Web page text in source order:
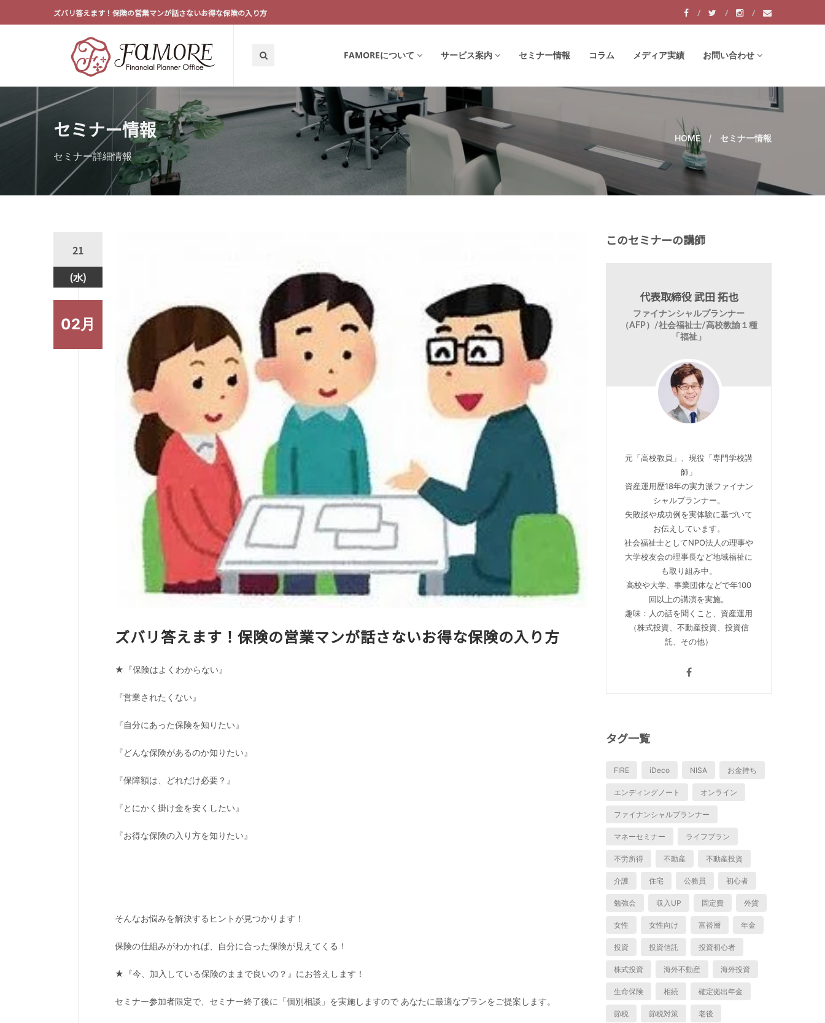
ズバリ答えます！保険の営業マンが話さないお得な保険の入り方
FAMOREについて サービス案内 セミナー情報 コラム メディア実績 お問い合わせ
セミナー情報
セミナー詳細情報
HOME セミナー情報
21
(水)
02月
ズバリ答えます！保険の営業マンが話さないお得な保険の入り方
★『保険はよくわからない』
『営業されたくない』
『自分にあった保険を知りたい』
『どんな保険があるのか知りたい』
『保障額は、どれだけ必要？』
『とにかく掛け金を安くしたい』
『お得な保険の入り方を知りたい』
そんなお悩みを解決するヒントが見つかります！
保険の仕組みがわかれば、自分に合った保険が見えてくる！
★『今、加入している保険のままで良いの？』にお答えします！
セミナー参加者限定で、セミナー終了後に「個別相談」を実施しますので あなたに最適なプランをご提案します。
このセミナーの講師
代表取締役 武田 拓也
ファイナンシャルプランナー
（AFP）/社会福祉士/高校教諭１種
「福祉」
元「高校教員」、現役「専門学校講
師」
資産運用歴18年の実力派ファイナン
シャルプランナー。
失敗談や成功例を実体験に基づいて
お伝えしています。
社会福祉士としてNPO法人の理事や
大学校友会の理事長など地域福祉に
も取り組み中。
高校や大学、事業団体などで年100
回以上の講演を実施。
趣味：人の話を聞くこと、資産運用
（株式投資、不動産投資、投資信
託、その他）
タグ一覧
FIRE iDeco NISA お金持ち
エンディングノート オンライン
ファイナンシャルプランナー
マネーセミナー ライフプラン
不労所得 不動産 不動産投資
介護 住宅 公務員 初心者
勉強会 収入UP 固定費 外貨
女性 女性向け 富裕層 年金
投資 投資信託 投資初心者
株式投資 海外不動産 海外投資
生命保険 相続 確定拠出年金
節税 節税対策 老後